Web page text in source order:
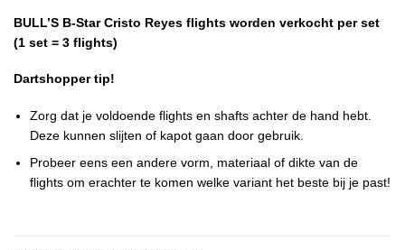
BULL’S B-Star Cristo Reyes flights worden verkocht per set
(1 set = 3 flights)
Dartshopper tip!
Zorg dat je voldoende flights en shafts achter de hand hebt.
Deze kunnen slijten of kapot gaan door gebruik.
Probeer eens een andere vorm, materiaal of dikte van de
flights om erachter te komen welke variant het beste bij je past!